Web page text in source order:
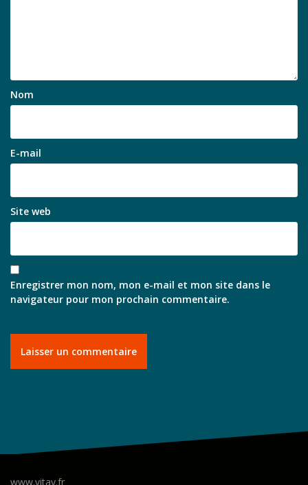
Nom
E-mail
Site web
Enregistrer mon nom, mon e-mail et mon site dans le
navigateur pour mon prochain commentaire.
www.vitav.fr